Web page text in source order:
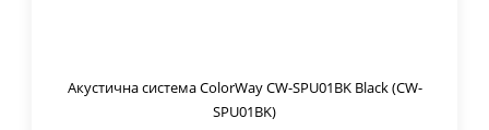
Акустична система ColorWay CW-SPU01BK Black (CW-
SPU01BK)